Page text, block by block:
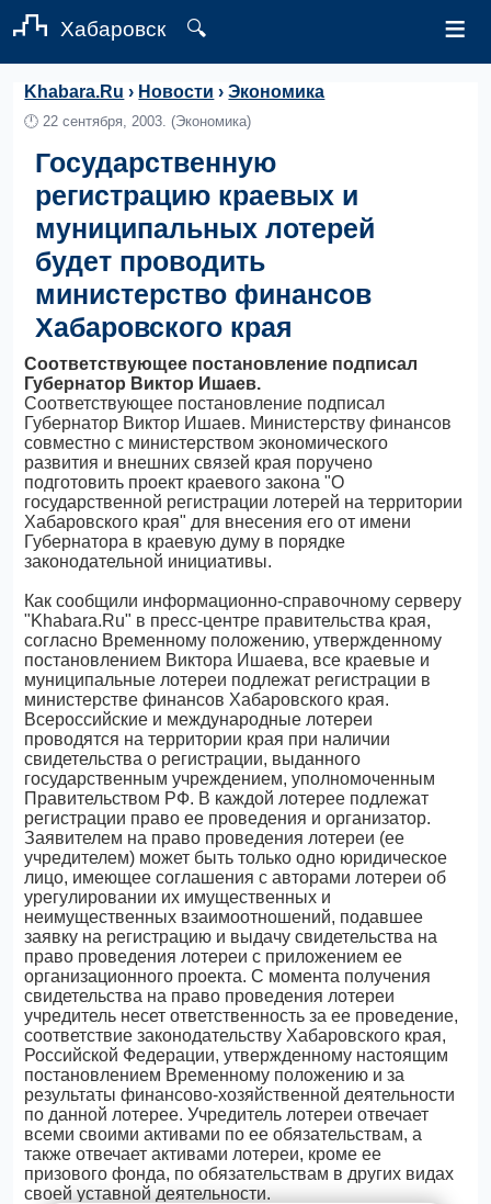
Хабаровск 🔍 ≡
Khabara.Ru › Новости ›Экономика
🕛22 сентября, 2003. (Экономика)
Государственную
регистрацию краевых и
муниципальных лотерей
будет проводить
министерство финансов
Хабаровского края
Соответствующее постановление подписал
Губернатор Виктор Ишаев.
Соответствующее постановление подписал
Губернатор Виктор Ишаев. Министерству финансов
совместно с министерством экономического
развития и внешних связей края поручено
подготовить проект краевого закона "О
государственной регистрации лотерей на территории
Хабаровского края" для внесения его от имени
Губернатора в краевую думу в порядке
законодательной инициативы.
Как сообщили информационно-справочному серверу
"Khabara.Ru" в пресс-центре правительства края,
согласно Временному положению, утвержденному
постановлением Виктора Ишаева, все краевые и
муниципальные лотереи подлежат регистрации в
министерстве финансов Хабаровского края.
Всероссийские и международные лотереи
проводятся на территории края при наличии
свидетельства о регистрации, выданного
государственным учреждением, уполномоченным
Правительством РФ. В каждой лотерее подлежат
регистрации право ее проведения и организатор.
Заявителем на право проведения лотереи (ее
учредителем) может быть только одно юридическое
лицо, имеющее соглашения с авторами лотереи об
урегулировании их имущественных и
неимущественных взаимоотношений, подавшее
заявку на регистрацию и выдачу свидетельства на
право проведения лотереи с приложением ее
организационного проекта. С момента получения
свидетельства на право проведения лотереи
учредитель несет ответственность за ее проведение,
соответствие законодательству Хабаровского края,
Российской Федерации, утвержденному настоящим
постановлением Временному положению и за
результаты финансово-хозяйственной деятельности
по данной лотерее. Учредитель лотереи отвечает
всеми своими активами по ее обязательствам, а
также отвечает активами лотереи, кроме ее
призового фонда, по обязательствам в других видах
своей уставной деятельности.